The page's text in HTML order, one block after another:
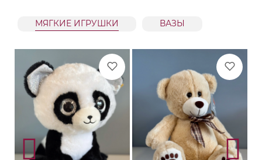
МЯГКИЕ ИГРУШКИ ВАЗЫ